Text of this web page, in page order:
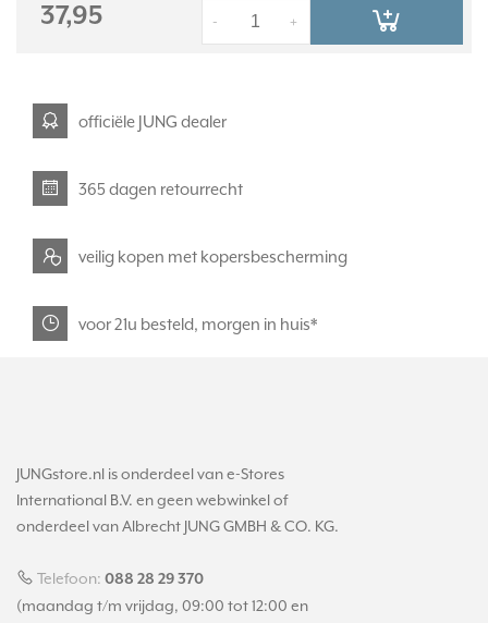
37,95 +
-
officiële JUNG dealer
365 dagen retourrecht
veilig kopen met kopersbescherming
voor 21u besteld, morgen in huis*
JUNGstore.nl is onderdeel van e-Stores
International B.V. en geen webwinkel of
onderdeel van Albrecht JUNG GMBH & CO. KG.
Telefoon: 088 28 29 370
(maandag t/m vrijdag, 09:00 tot 12:00 en